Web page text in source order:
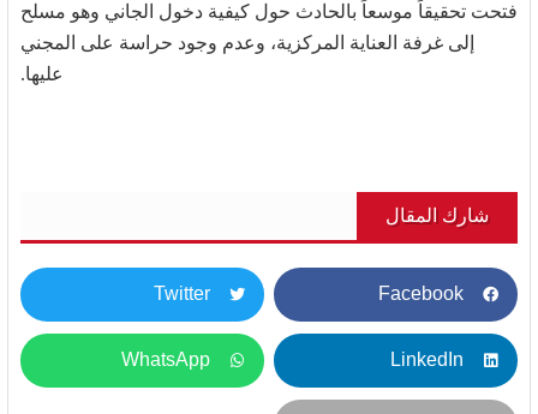
فتحت تحقيقاً موسعاً بالحادث حول كيفية دخول الجاني وهو مسلح
إلى غرفة العناية المركزية، وعدم وجود حراسة على المجني
عليها.
شارك المقال
Facebook
Twitter
LinkedIn
WhatsApp